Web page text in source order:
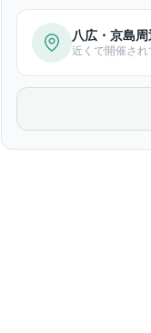
八広・京島
近くで開催さ